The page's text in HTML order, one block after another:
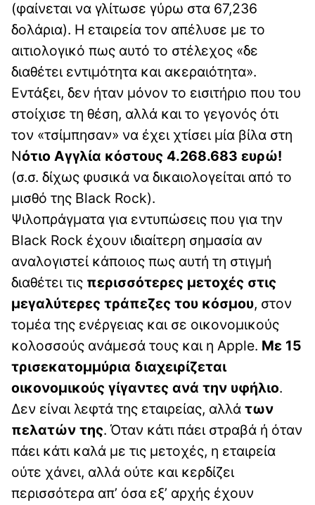
(φαίνεται να γλίτωσε γύρω στα 67,236
δολάρια). Η εταιρεία τον απέλυσε με το
αιτιολογικό πως αυτό το στέλεχος «δε
διαθέτει εντιμότητα και ακεραιότητα».
Εντάξει, δεν ήταν μόνον το εισιτήριο που του
στοίχισε τη θέση, αλλά και το γεγονός ότι
τον «τσίμπησαν» να έχει χτίσει μία βίλα στη
Νότιο Αγγλία κόστους 4.268.683 ευρώ!
(σ.σ. δίχως φυσικά να δικαιολογείται από το
μισθό της Black Rock).
Ψιλοπράγματα για εντυπώσεις που για την
Black Rock έχουν ιδιαίτερη σημασία αν
αναλογιστεί κάποιος πως αυτή τη στιγμή
διαθέτει τις περισσότερες μετοχές στις
μεγαλύτερες τράπεζες του κόσμου, στον
τομέα της ενέργειας και σε οικονομικούς
κολοσσούς ανάμεσά τους και η Apple. Με 15
τρισεκατομμύρια διαχειρίζεται
οικονομικούς γίγαντες ανά την υφήλιο.
Δεν είναι λεφτά της εταιρείας, αλλά των
πελατών της. Όταν κάτι πάει στραβά ή όταν
πάει κάτι καλά με τις μετοχές, η εταιρεία
ούτε χάνει, αλλά ούτε και κερδίζει
περισσότερα απ’ όσα εξ’ αρχής έχουν